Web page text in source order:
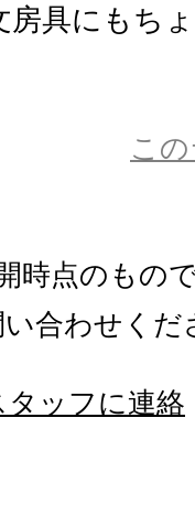
房具にもち
こ
時点のもの
合わせくだ
ッフに連絡